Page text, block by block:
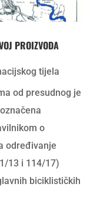
PROIZVODA
tijela
od presudnog je
o
određivanje
13 i 114/17)
biciklističkih